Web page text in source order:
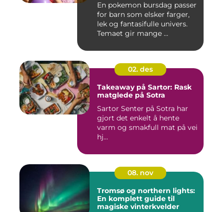
En pokemon bursdag passer
for barn som elsker farger,
lek og fantasifulle univers.
Temaet gir mange ...
02. des
Takeaway på Sartor: Rask
matglede på Sotra
Sartor Senter på Sotra har
gjort det enkelt å hente
varm og smakfull mat på vei
hj...
08. nov
Tromsø og northern lights:
En komplett guide til
magiske vinterkvelder